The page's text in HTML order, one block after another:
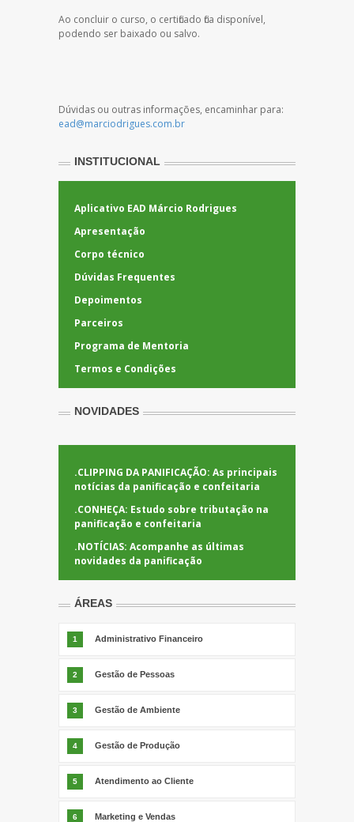
Ao concluir o curso, o certificado fica disponível,
podendo ser baixado ou salvo.
Dúvidas ou outras informações, encaminhar para:
ead@marciodrigues.com.br
INSTITUCIONAL
Aplicativo EAD Márcio Rodrigues
Apresentação
Corpo técnico
Dúvidas Frequentes
Depoimentos
Parceiros
Programa de Mentoria
Termos e Condições
NOVIDADES
.CLIPPING DA PANIFICAÇÃO: As principais
notícias da panificação e confeitaria
.CONHEÇA: Estudo sobre tributação na
panificação e confeitaria
.NOTÍCIAS: Acompanhe as últimas
novidades da panificação
ÁREAS
1 Administrativo Financeiro
2 Gestão de Pessoas
3 Gestão de Ambiente
4 Gestão de Produção
5 Atendimento ao Cliente
6 Marketing e Vendas